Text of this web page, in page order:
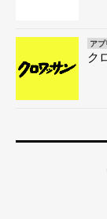
アプ
ク